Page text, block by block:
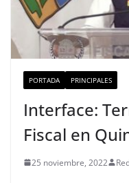
PORTADA PRINCIPALES
Interface:
Fiscal en
25 noviembre, 2022